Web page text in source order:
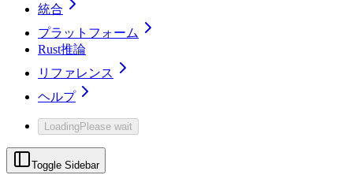
統合
プラットフォーム
Rust推論
リファレンス
ヘルプ
LoadingPlease wait
Toggle Sidebar